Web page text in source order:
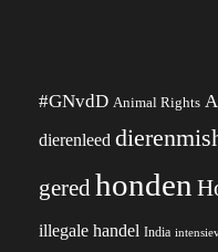
#GNvdD Animal Rights
dierenleed
gered honden
illegale handel India